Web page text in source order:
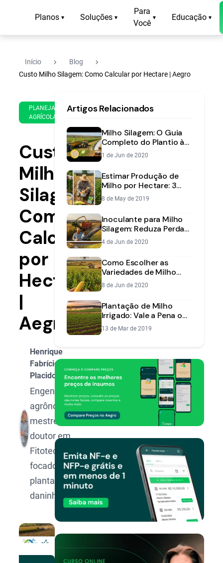
Planos ▾ Soluções ▾
Para
Você
▾ Educação ▾
Início navigate_next Blog navigate_next
Custo Milho Silagem: Como Calcular por Hectare | Aegro
PLANEJAMENTO
AGRÍCOLA
Dec
2019
min
Custo
Milho
Silagem:
Como
Calcular
por
Hectare
|
Aegro
Henrique
Fabrício
Placido
Engenheiro
agrônomo,
mestre e
doutor em
Fitotecnia
focado em
plantas
daninhas.
Artigos Relacionados
Milho Silagem: O Guia
Completo do Plantio à
Colheita para Máxima
Produtividade
1 de Jun de 2020
Estimar Produção de
Milho por Hectare: 3
Métodos Pré-Colheita
8 de May de 2019
Inoculante para Milho
Silagem: Reduza Perdas
e Aumente Qualidade
4 de Jun de 2020
Como Escolher as
Variedades de Milho
Mais Produtivas Para a
Sua Realidade
8 de Jun de 2020
Plantação de Milho
Irrigado: Vale a Pena o
Investimento na
Safrinha?
13 de Mar de 2019